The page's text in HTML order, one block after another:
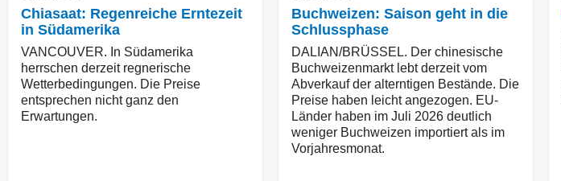
Chiasaat: Regenreiche Erntezeit
in Südamerika
VANCOUVER. In Südamerika
herrschen derzeit regnerische
Wetterbedingungen. Die Preise
entsprechen nicht ganz den
Erwartungen.
Buchweizen: Saison geht in die
Schlussphase
DALIAN/BRÜSSEL. Der chinesische
Buchweizenmarkt lebt derzeit vom
Abverkauf der alterntigen Bestände. Die
Preise haben leicht angezogen. EU-
Länder haben im Juli 2026 deutlich
weniger Buchweizen importiert als im
Vorjahresmonat.